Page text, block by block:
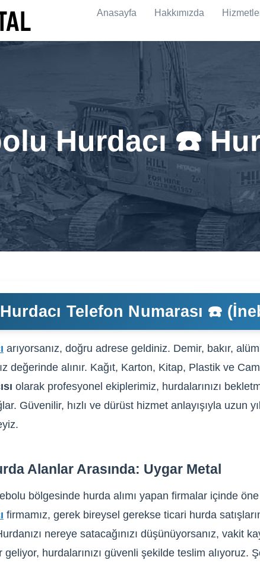
Anasayfa Hakkımızda
Hurdacı ☎️
Telefon Numarası ☎️
arıyorsanız, doğru adrese geldiniz. Demir, bakır,
değerinde alınır. Kağıt, Karton, Kitap, Plastik ve Cam
olarak profesyonel ekiplerimiz, hurdalarınızı
Güvenilir, hızlı ve dürüst hizmet anlayışıyla uzun
Alanlar Arasında: Uygar Metal
bölgesinde hurda alımı yapan firmalar içinde
firmamız, gerek bireysel gerekse ticari hurda
nereye satacağınızı düşünüyorsanız, vakit
hurdalarınızı güvenli şekilde teslim alıyoruz.